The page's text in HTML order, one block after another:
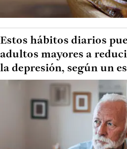
Estos hábitos diarios
adultos mayores a
la depresión, según un